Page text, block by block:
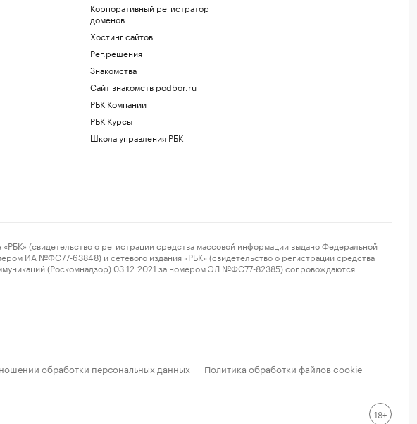
Корпоративный регистратор
доменов
Хостинг сайтов
Рег.решения
Знакомства
Сайт знакомств podbor.ru
РБК Компании
РБК Курсы
Школа управления РБК
(свидетельство о регистрации средства массовой информации выдано Федеральной
ИА №ФС77-63848) и сетевого издания «РБК» (свидетельство о регистрации средства
(Роскомнадзор) 03.12.2021 за номером ЭЛ №ФС77-82385) сопровождаются
обработки персональных данных · Политика обработки файлов cookie
18+